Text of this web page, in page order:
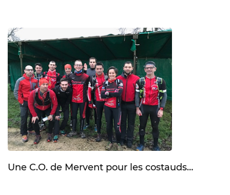
Une C.O. de Mervent pour les costauds…